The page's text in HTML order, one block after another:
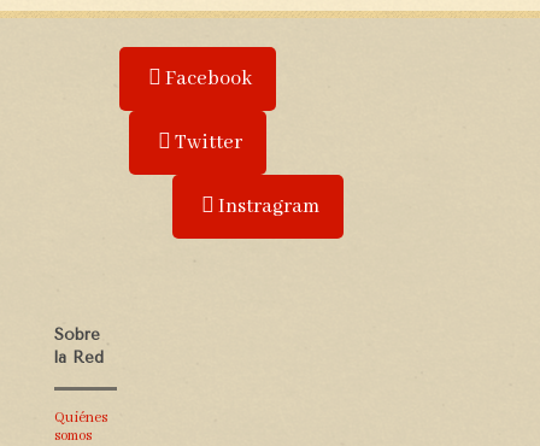
Facebook
Twitter
Instragram
Sobre
la Red
Quiénes
somos